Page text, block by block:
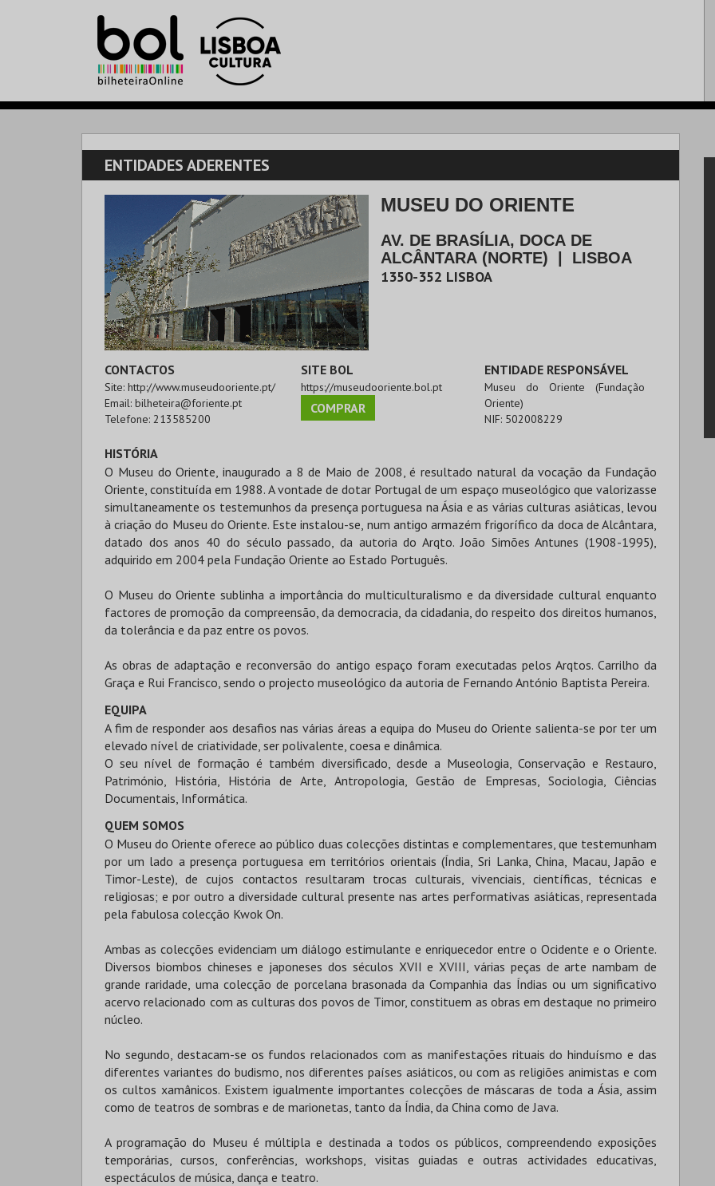
ENTIDADES ADERENTES
MUSEU DO ORIENTE
AV. DE BRASÍLIA, DOCA DE
ALCÂNTARA (NORTE)
LISBOA
1350-352 LISBOA
CONTACTOS
Site: http://www.museudooriente.pt/
Email: bilheteira@foriente.pt
Telefone: 213585200
SITE BOL
https://museudooriente.bol.pt
COMPRAR
ENTIDADE RESPONSÁVEL
Museu do Oriente (Fundação
Oriente)
NIF: 502008229
HISTÓRIA
O Museu do Oriente, inaugurado a 8 de Maio de 2008, é resultado natural da vocação da Fundação
Oriente, constituída em 1988. A vontade de dotar Portugal de um espaço museológico que valorizasse
simultaneamente os testemunhos da presença portuguesa na Ásia e as várias culturas asiáticas, levou
à criação do Museu do Oriente. Este instalou-se, num antigo armazém frigorífico da doca de Alcântara,
datado dos anos 40 do século passado, da autoria do Arqto. João Simões Antunes (1908-1995),
adquirido em 2004 pela Fundação Oriente ao Estado Português.
O Museu do Oriente sublinha a importância do multiculturalismo e da diversidade cultural enquanto
factores de promoção da compreensão, da democracia, da cidadania, do respeito dos direitos humanos,
da tolerância e da paz entre os povos.
As obras de adaptação e reconversão do antigo espaço foram executadas pelos Arqtos. Carrilho da
Graça e Rui Francisco, sendo o projecto museológico da autoria de Fernando António Baptista Pereira.
EQUIPA
A fim de responder aos desafios nas várias áreas a equipa do Museu do Oriente salienta-se por ter um
elevado nível de criatividade, ser polivalente, coesa e dinâmica.
O seu nível de formação é também diversificado, desde a Museologia, Conservação e Restauro,
Património, História, História de Arte, Antropologia, Gestão de Empresas, Sociologia, Ciências
Documentais, Informática.
QUEM SOMOS
O Museu do Oriente oferece ao público duas colecções distintas e complementares, que testemunham
por um lado a presença portuguesa em territórios orientais (Índia, Sri Lanka, China, Macau, Japão e
Timor-Leste), de cujos contactos resultaram trocas culturais, vivenciais, científicas, técnicas e
religiosas; e por outro a diversidade cultural presente nas artes performativas asiáticas, representada
pela fabulosa colecção Kwok On.
Ambas as colecções evidenciam um diálogo estimulante e enriquecedor entre o Ocidente e o Oriente.
Diversos biombos chineses e japoneses dos séculos XVII e XVIII, várias peças de arte nambam de
grande raridade, uma colecção de porcelana brasonada da Companhia das Índias ou um significativo
acervo relacionado com as culturas dos povos de Timor, constituem as obras em destaque no primeiro
núcleo.
No segundo, destacam-se os fundos relacionados com as manifestações rituais do hinduísmo e das
diferentes variantes do budismo, nos diferentes países asiáticos, ou com as religiões animistas e com
os cultos xamânicos. Existem igualmente importantes colecções de máscaras de toda a Ásia, assim
como de teatros de sombras e de marionetas, tanto da Índia, da China como de Java.
A programação do Museu é múltipla e destinada a todos os públicos, compreendendo exposições
temporárias, cursos, conferências, workshops, visitas guiadas e outras actividades educativas,
espectáculos de música, dança e teatro.